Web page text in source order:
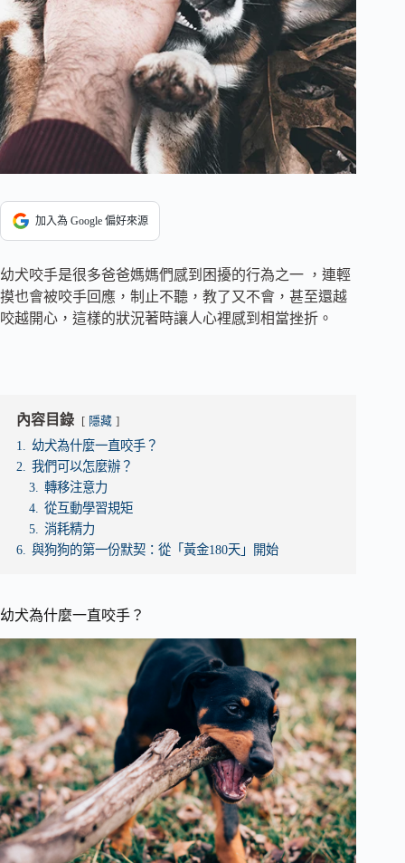
加入為 Google 偏好來源
幼犬咬手是很多爸爸媽媽們感到困擾的行為之一 ，連輕
摸也會被咬手回應，制止不聽，教了又不會，甚至還越
咬越開心，這樣的狀況著時讓人心裡感到相當挫折。
內容目錄 隱藏
1. 幼犬為什麼一直咬手？
2. 我們可以怎麼辦？
3. 轉移注意力
4. 從互動學習規矩
5. 消耗精力
6. 與狗狗的第一份默契：從「黃金180天」開始
幼犬為什麼一直咬手？